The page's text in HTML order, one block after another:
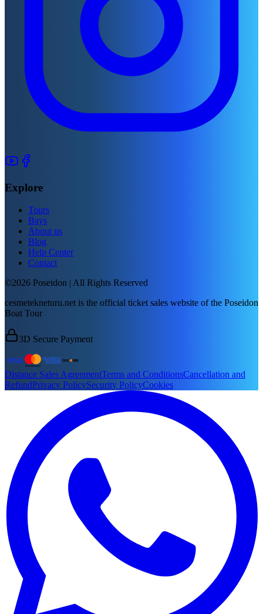
Explore
Tours
Bays
About us
Blog
Help Center
Contact
©2026 Poseidon | All Rights Reserved
cesmetekneturu.net is the official ticket sales website of the Poseidon
Boat Tour
3D Secure Payment
Distance Sales AgreementTerms and ConditionsCancellation and
RefundPrivacy PolicySecurity PolicyCookies